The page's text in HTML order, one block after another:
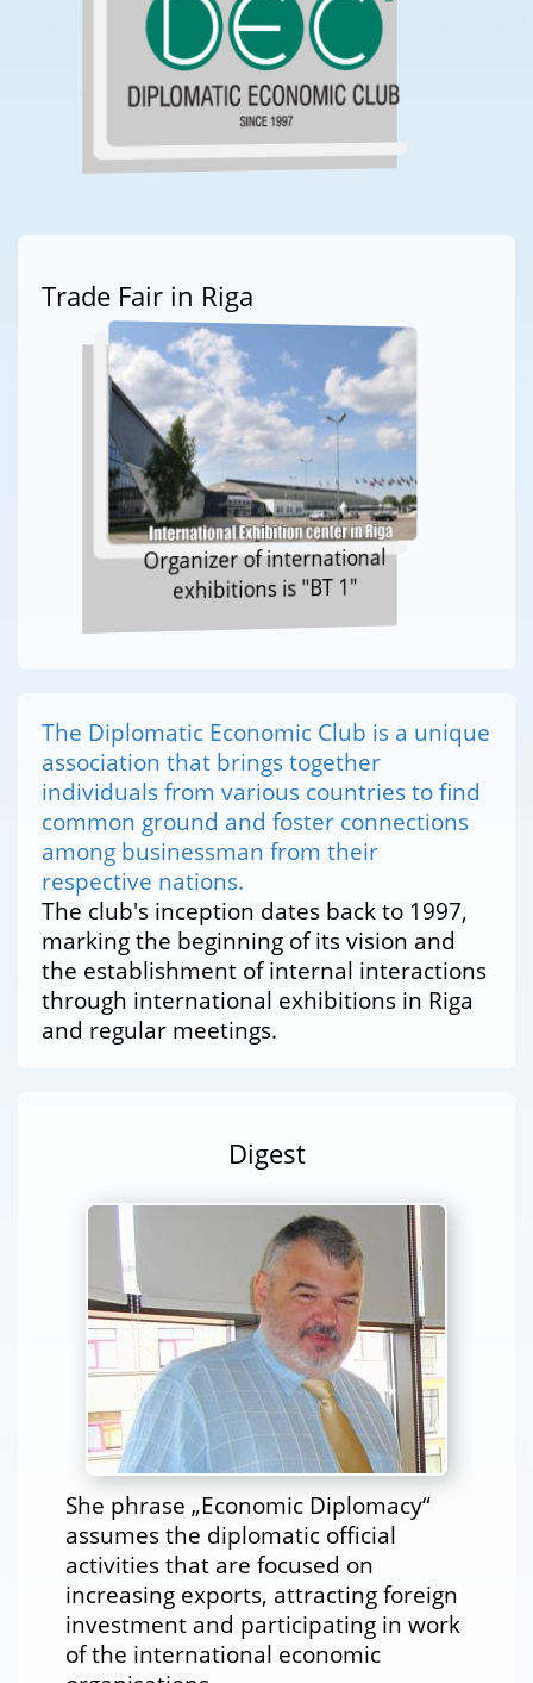
Trade Fair in Riga
Organizer of international
exhibitions is "BT 1"
The Diplomatic Economic Club is a unique
association that brings together
individuals from various countries to find
common ground and foster connections
among businessman from their
respective nations.
The club's inception dates back to 1997,
marking the beginning of its vision and
the establishment of internal interactions
through international exhibitions in Riga
and regular meetings.
Digest
She phrase „Economic Diplomacy“
assumes the diplomatic official
activities that are focused on
increasing exports, attracting foreign
investment and participating in work
of the international economic